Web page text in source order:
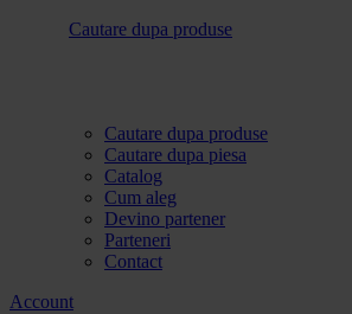
Cautare dupa produse
Cautare dupa produse
Cautare dupa piesa
Catalog
Cum aleg
Devino partener
Parteneri
Contact
Account